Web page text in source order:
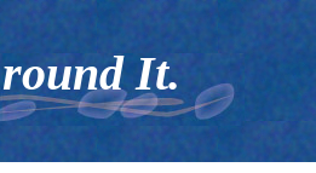
It.